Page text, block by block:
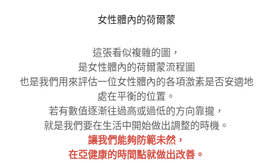
女性體內的荷爾蒙
這張看似複雜的圖，
是女性體內的荷爾蒙流程圖
也是我們用來評估一位女性體內的各項激素是否安適地
處在平衡的位置。
若有數值逐漸往過高或過低的方向靠攏，
就是我們要在生活中開始做出調整的時機。
讓我們能夠防範未然，
在亞健康的時間點就做出改善。